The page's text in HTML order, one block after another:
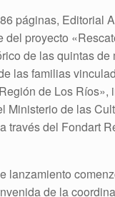
páginas, Editorial
del proyecto
de las quintas de
las familias
de Los Ríos»,
Ministerio de las
través del Fondart
lanzamiento
de la